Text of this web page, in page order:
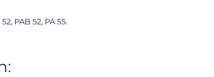
PAB 52, PA 55.